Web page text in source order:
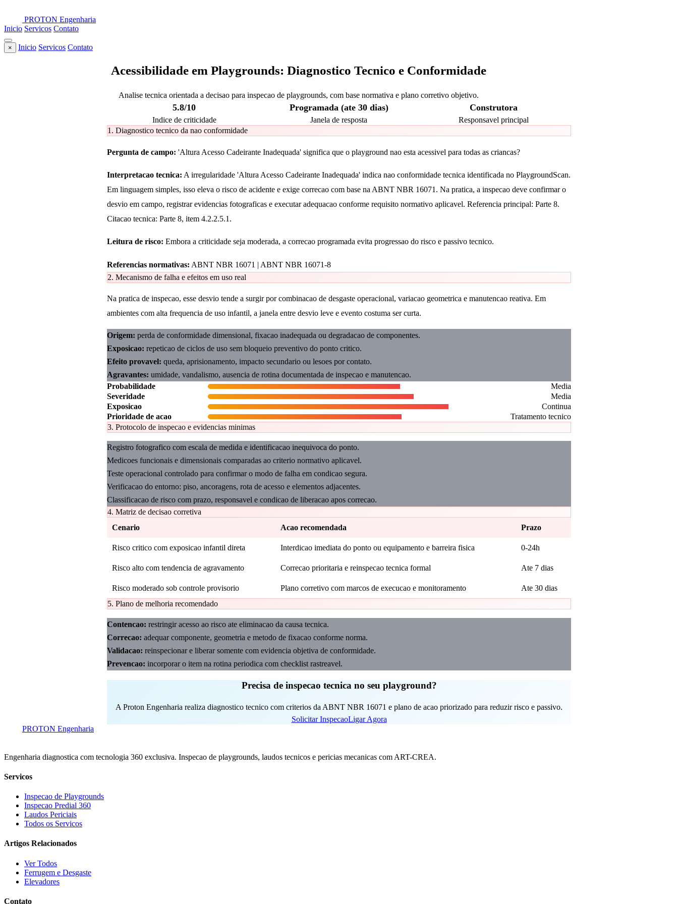
PROTON Engenharia
Inicio Servicos Contato
× Inicio Servicos Contato
Acessibilidade em Playgrounds: Diagnostico Tecnico e Conformidade
Analise tecnica orientada a decisao para inspecao de playgrounds, com base normativa e plano corretivo objetivo.
5.8/10
Indice de criticidade
Programada (ate 30 dias)
Janela de resposta
Construtora
Responsavel principal
1. Diagnostico tecnico da nao conformidade
Pergunta de campo: 'Altura Acesso Cadeirante Inadequada' significa que o playground nao esta acessivel para todas as criancas?
Interpretacao tecnica: A irregularidade 'Altura Acesso Cadeirante Inadequada' indica nao conformidade tecnica identificada no PlaygroundScan.
Em linguagem simples, isso eleva o risco de acidente e exige correcao com base na ABNT NBR 16071. Na pratica, a inspecao deve confirmar o
desvio em campo, registrar evidencias fotograficas e executar adequacao conforme requisito normativo aplicavel. Referencia principal: Parte 8.
Citacao tecnica: Parte 8, item 4.2.2.5.1.
Leitura de risco: Embora a criticidade seja moderada, a correcao programada evita progressao do risco e passivo tecnico.
Referencias normativas: ABNT NBR 16071 | ABNT NBR 16071-8
2. Mecanismo de falha e efeitos em uso real
Na pratica de inspecao, esse desvio tende a surgir por combinacao de desgaste operacional, variacao geometrica e manutencao reativa. Em
ambientes com alta frequencia de uso infantil, a janela entre desvio leve e evento costuma ser curta.
Origem: perda de conformidade dimensional, fixacao inadequada ou degradacao de componentes.
Exposicao: repeticao de ciclos de uso sem bloqueio preventivo do ponto critico.
Efeito provavel: queda, aprisionamento, impacto secundario ou lesoes por contato.
Agravantes: umidade, vandalismo, ausencia de rotina documentada de inspecao e manutencao.
Probabilidade
Media
Severidade
Media
Exposicao
Continua
Prioridade de acao
Tratamento tecnico
3. Protocolo de inspecao e evidencias minimas
Registro fotografico com escala de medida e identificacao inequivoca do ponto.
Medicoes funcionais e dimensionais comparadas ao criterio normativo aplicavel.
Teste operacional controlado para confirmar o modo de falha em condicao segura.
Verificacao do entorno: piso, ancoragens, rota de acesso e elementos adjacentes.
Classificacao de risco com prazo, responsavel e condicao de liberacao apos correcao.
4. Matriz de decisao corretiva
Cenario
Acao recomendada Prazo
Risco critico com exposicao infantil direta Interdicao imediata do ponto ou equipamento e barreira fisica 0-24h
Risco alto com tendencia de agravamento Correcao prioritaria e reinspecao tecnica formal Ate 7 dias
Risco moderado sob controle provisorio Plano corretivo com marcos de execucao e monitoramento
Ate 30 dias
5. Plano de melhoria recomendado
Contencao: restringir acesso ao risco ate eliminacao da causa tecnica.
Correcao: adequar componente, geometria e metodo de fixacao conforme norma.
Validacao: reinspecionar e liberar somente com evidencia objetiva de conformidade.
Prevencao: incorporar o item na rotina periodica com checklist rastreavel.
Precisa de inspecao tecnica no seu playground?
A Proton Engenharia realiza diagnostico tecnico com criterios da ABNT NBR 16071 e plano de acao priorizado para reduzir risco e passivo.
Solicitar InspecaoLigar Agora
PROTON Engenharia
Engenharia diagnostica com tecnologia 360 exclusiva. Inspecao de playgrounds, laudos tecnicos e pericias mecanicas com ART-CREA.
Servicos
Inspecao de Playgrounds
Inspecao Predial 360
Laudos Periciais
Todos os Servicos
Artigos Relacionados
Ver Todos
Ferrugem e Desgaste
Elevadores
Contato